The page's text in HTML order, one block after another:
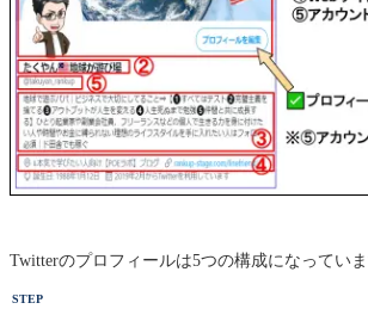
Twitterのプロフィールは5つの構成になっていま
STEP